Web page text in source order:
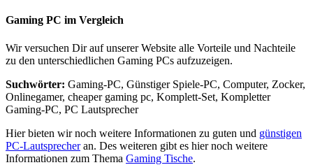
Gaming PC im Vergleich
Wir versuchen Dir auf unserer Website alle Vorteile und Nachteile
zu den unterschiedlichen Gaming PCs aufzuzeigen.
Suchwörter: Gaming-PC, Günstiger Spiele-PC, Computer, Zocker,
Onlinegamer, cheaper gaming pc, Komplett-Set, Kompletter
Gaming-PC, PC Lautsprecher
Hier bieten wir noch weitere Informationen zu guten und günstigen
PC-Lautsprecheran. Des weiteren gibt es hier noch weitere
Informationen zum Thema Gaming Tische.